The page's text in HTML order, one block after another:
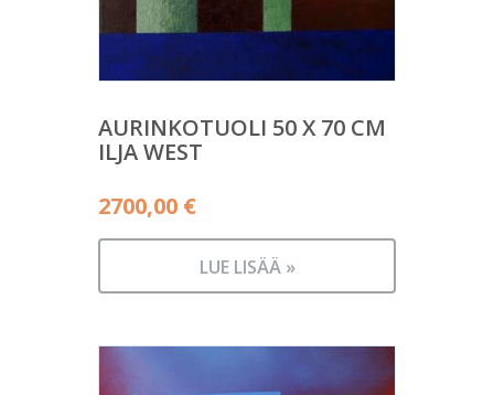
AURINKOTUOLI 50 X 70 CM
ILJA WEST
2700,00 €
LUE LISÄÄ »